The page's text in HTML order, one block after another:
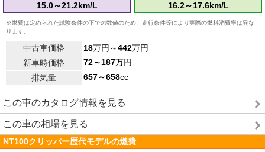
15.0～21.2km/L 16.2～17.6km/L
※燃費は定められた試験条件の下での数値のため、走行条件等により実際の燃料消費率は異な
ります。
中古車価格 18万円～442万円
新車時価格
72～187万円
排気量
657～658cc
この車のカタログ情報を見る
この車の相場を見る
NT100クリッパー歴代モデルの燃費